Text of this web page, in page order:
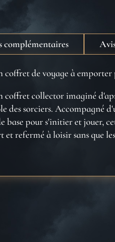
complémentaires
coffret de voyage à
coffret collector imaginé
des sorciers. Accompagné
base pour s'initier et jouer,
refermé à loisir sans que